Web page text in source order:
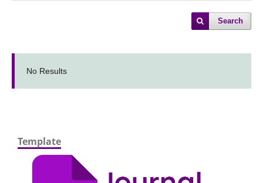
Search
No Results
Template